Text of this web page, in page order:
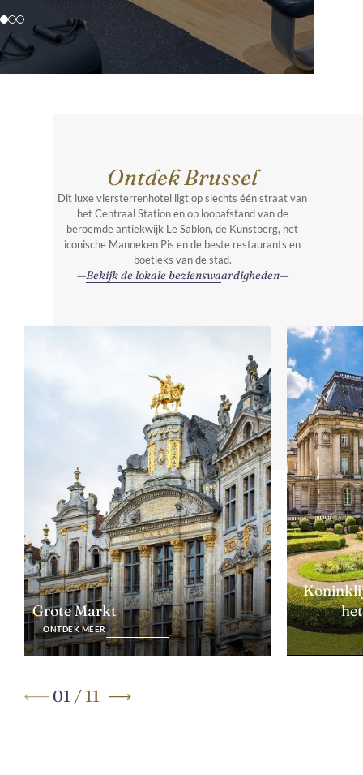
Ontdek Brussel
Dit luxe viersterrenhotel ligt op slechts één straat van
het Centraal Station en op loopafstand van de
beroemde antiekwijk Le Sablon, de Kunstberg, het
iconische Manneken Pis en de beste restaurants en
boetieks van de stad.
Bekijk de lokale bezienswaardigheden
Grote Markt
ONTDEK MEER
01 / 11